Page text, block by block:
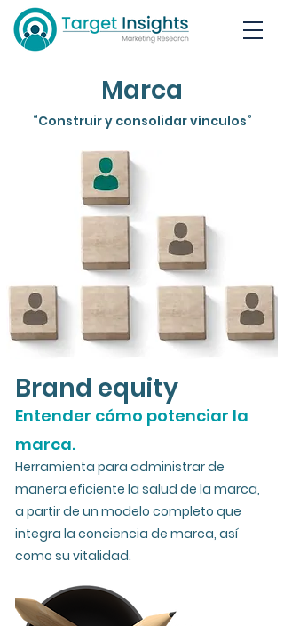
Marca
“Construir y consolidar vínculos”
Brand equity
Entender cómo potenciar la
marca.
Herramienta para administrar de
manera eficiente la salud de la marca,
a partir de un modelo completo que
integra la conciencia de marca, así
como su vitalidad.